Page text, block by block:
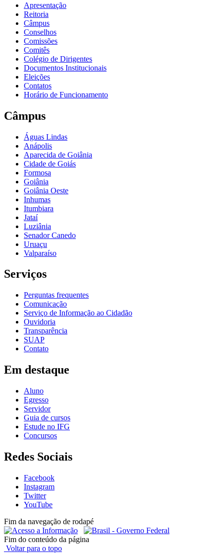
Apresentação
Reitoria
Câmpus
Conselhos
Comissões
Comitês
Colégio de Dirigentes
Documentos Institucionais
Eleições
Contatos
Horário de Funcionamento
Câmpus
Águas Lindas
Anápolis
Aparecida de Goiânia
Cidade de Goiás
Formosa
Goiânia
Goiânia Oeste
Inhumas
Itumbiara
Jataí
Luziânia
Senador Canedo
Uruaçu
Valparaíso
Serviços
Perguntas frequentes
Comunicação
Serviço de Informação ao Cidadão
Ouvidoria
Transparência
SUAP
Contato
Em destaque
Aluno
Egresso
Servidor
Guia de cursos
Estude no IFG
Concursos
Redes Sociais
Facebook
Instagram
Twitter
YouTube
Fim da navegação de rodapé
Fim do conteúdo da página
Voltar para o topo